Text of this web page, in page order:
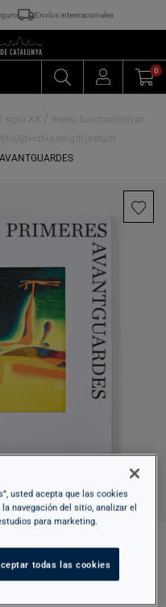
Envíos internacionales
0
siglo XX / menu.function(e){var
usted acepta que las cookies
navegación del sitio, analizar el
para marketing.
todas las cookies